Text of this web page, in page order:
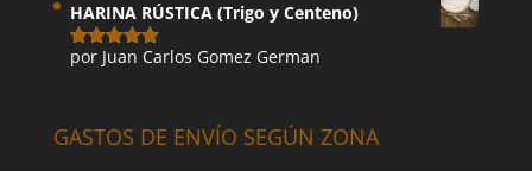
HARINA RÚSTICA (Trigo y Centeno)
Valorado
por Juan Carlos Gomez German
GASTOS DE ENVÍO SEGÚN ZONA